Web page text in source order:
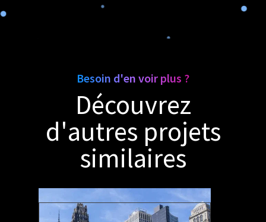
Besoin d'en voir plus ?
Découvrez
d'autres projets
similaires